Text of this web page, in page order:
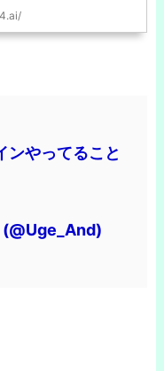
ンやってること
(@Uge_And)